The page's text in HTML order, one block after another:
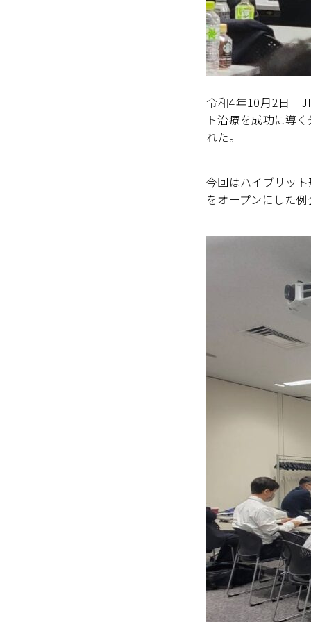
令和4年10月2日
ト治療を成功に導
れた。
今回はハイブリッ
をオープンにした